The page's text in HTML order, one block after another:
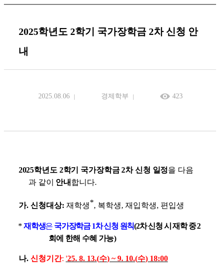
2025학년도 2학기 국가장학금 2차 신청 안
내
2025.08.06 경제학부 423
2025학년도 2학기 국가장학금 2차 신청 일정을 다음
과 같이 안내 합니다.
가. 신청대상: 재학생*, 복학생, 재입학생, 편입생
* 재학생은 국가장학금1차 신청 원칙(2차 신청 시 재학 중2
회에 한해 수혜 가능)
나. 신청기간: '25. 8. 13.(수) ~ 9. 10.(수) 18:00